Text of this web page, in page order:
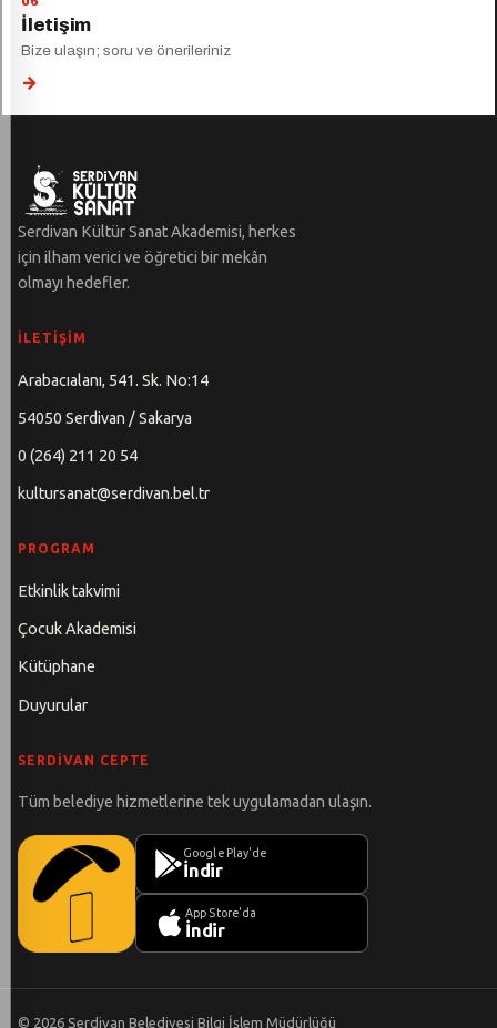
İletişim
Bize ulaşın; soru ve önerileriniz
→
Serdivan Kültür Sanat Akademisi, herkes
için ilham verici ve öğretici bir mekân
olmayı hedefler.
İLETIŞIM
Arabacıalanı, 541. Sk. No:14
54050 Serdivan / Sakarya
0 (264) 211 20 54
kultursanat@serdivan.bel.tr
PROGRAM
Etkinlik takvimi
Çocuk Akademisi
Kütüphane
Duyurular
SERDIVAN CEPTE
Tüm belediye hizmetlerine tek uygulamadan ulaşın.
Google Play'de
İndir
App Store'da
İndir
© 2026 Serdivan Belediyesi Bilgi İşlem Müdürlüğü